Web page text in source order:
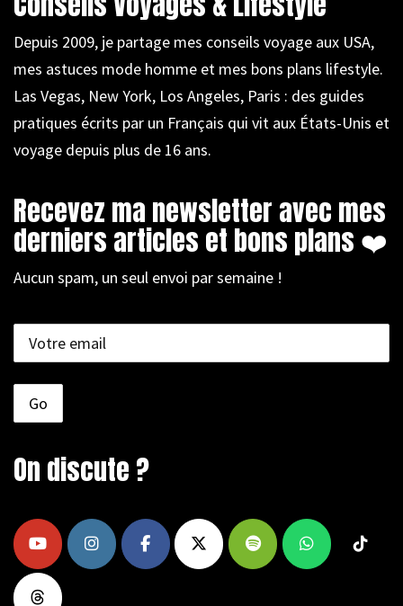
Depuis 2009, je partage mes conseils voyage aux USA,
mes astuces mode homme et mes bons plans lifestyle.
Las Vegas, New York, Los Angeles, Paris : des guides
pratiques écrits par un Français qui vit aux États-Unis et
voyage depuis plus de 16 ans.
Recevez ma newsletter avec mes
derniers articles et bons plans ❤️
Aucun spam, un seul envoi par semaine !
On discute ?